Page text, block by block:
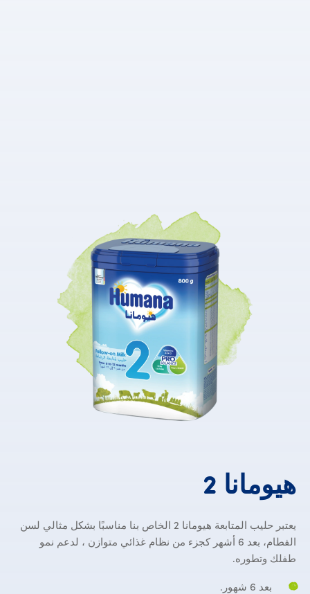
هيومانا 2
يعتبر حليب المتابعة هيومانا 2 الخاص بنا مناسبًا بشكل مثالي لسن
الفطام، بعد 6 أشهر كجزء من نظام غذائي متوازن ، لدعم نمو
طفلك وتطوره.
بعد 6 شهور.